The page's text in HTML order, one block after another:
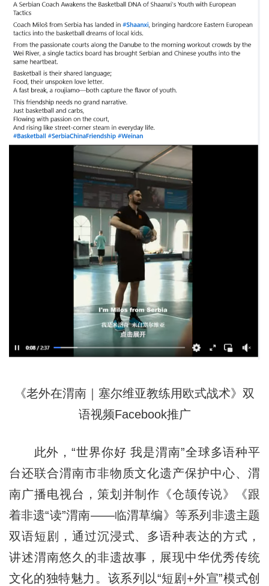
《老外在渭南｜塞尔维亚教练用欧式战术》双
语视频Facebook推广
此外，“世界你好 我是渭南”全球多语种平
台还联合渭南市非物质文化遗产保护中心、渭
南广播电视台，策划并制作《仓颉传说》《跟
着非遗“读”渭南——临渭草编》等系列非遗主题
双语短剧，通过沉浸式、多语种表达的方式，
讲述渭南悠久的非遗故事，展现中华优秀传统
文化的独特魅力。该系列以“短剧+外宣”模式创